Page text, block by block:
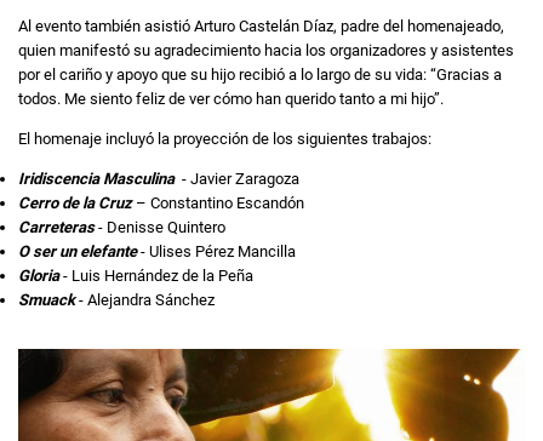
Al evento también asistió Arturo Castelán Díaz, padre del homenajeado,
quien manifestó su agradecimiento hacia los organizadores y asistentes
por el cariño y apoyo que su hijo recibió a lo largo de su vida: “Gracias a
todos. Me siento feliz de ver cómo han querido tanto a mi hijo”.
El homenaje incluyó la proyección de los siguientes trabajos:
Iridiscencia Masculina- Javier Zaragoza
Cerro de la Cruz– Constantino Escandón
Carreteras- Denisse Quintero
O ser un elefante- Ulises Pérez Mancilla
Gloria- Luis Hernández de la Peña
Smuack- Alejandra Sánchez